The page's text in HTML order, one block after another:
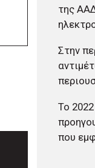
της
Στην
Το
που